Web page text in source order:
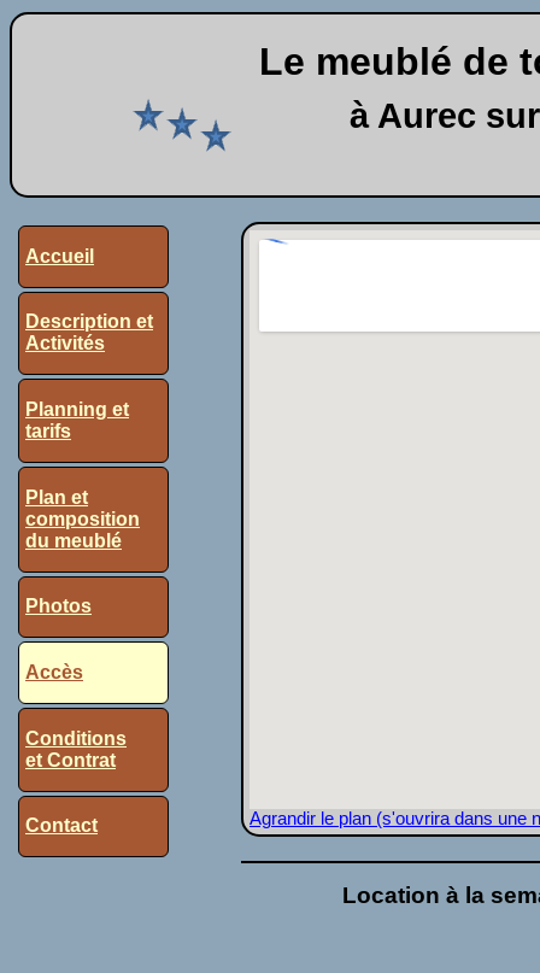
Le meublé de
à Aurec
Accueil
Description et
Activités
Planning et
tarifs
Plan et
composition
du meublé
Photos
Accès
Conditions
et Contrat
Contact Agrandir le plan (s'ouvrira dans une
Location à la